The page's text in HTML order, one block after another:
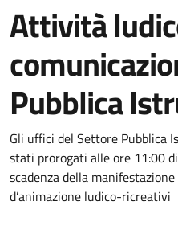
Attività
Pubblica
Dettagli della
Gli uffici del Settore Pubblica
stati prorogati alle ore 11:00
scadenza della
d’animazione ludico-ricreativi